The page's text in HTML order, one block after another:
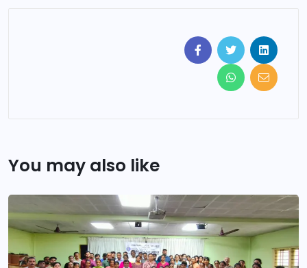
You may also like